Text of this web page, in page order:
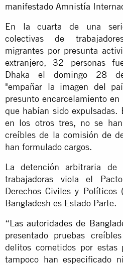
manifestado Amnistía
En la cuarta de una
colectivas de
migrantes por presunta
extranjero, 32 personas
Dhaka el domingo 28
"empañar la imagen del
presuntoencarcelamiento en
que habían sido expulsadas.
en los otros tres, no se
creíbles de la comisión de
han formulado cargos.
La detención arbitraria de
trabajadoras viola el
Derechos Civiles y Políticos
Bangladesh es Estado Parte.
“Las autoridades de
presentado pruebas
delitos cometidos por estas
tampoco han especificado